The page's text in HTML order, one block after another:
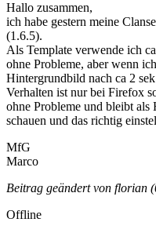
Hallo zusammen,
ich habe gestern meine
(1.6.5).
Als Template verwende ich
ohne Probleme, aber wenn
Hintergrundbild nach ca 2
Verhalten ist nur bei Firefox
ohne Probleme und bleibt
schauen und das richtig
MfG
Marco
Beitrag geändert von florian
Offline